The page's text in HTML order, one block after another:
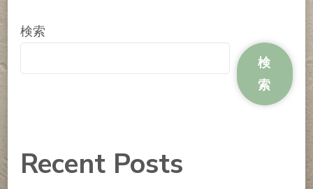
ラ
へ
検索
検
索
Recent Posts